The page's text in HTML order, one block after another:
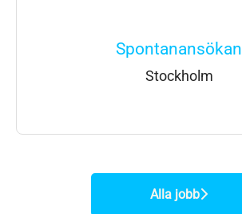
Spontanansökan
Stockholm
Alla jobb